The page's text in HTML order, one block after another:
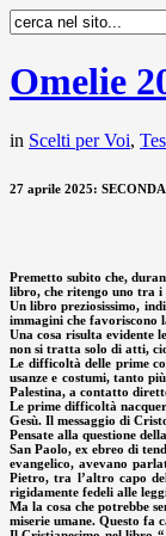
Omelie
in Scelti per Voi,
27 aprile 2025:
Premetto subito che,
libro, che ritengo uno tra i
Un libro preziosissimo,
immagini che favoriscono
Una cosa risulta evidente
non si tratta solo di atti,
Le difficoltà delle prime
usanze e costumi, tanto
Palestina, a contatto
Le prime difficoltà
Gesù. Il messaggio di
Pensate alla questione
San Paolo, ex ebreo di
evangelico, avevano
Pietro, tra l’altro capo
rigidamente fedeli alle
Ma la cosa che potrebbe
miserie umane. Questo fa